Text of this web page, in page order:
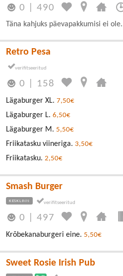
0 |490
Täna kahjuks päevapakkumisi ei
Retro Pesa
0 158
Lägaburger XL. 7,50€
Lägaburger L. 6,50€
Lägaburger M. 5,50€
Friikatasku viineriga. 3,50€
Friikatasku. 2,50€
Smash Burger
KESKLINN
0 |497
Krõbekanaburgeri eine. 5,50€
Sweet Rosie Irish Pub